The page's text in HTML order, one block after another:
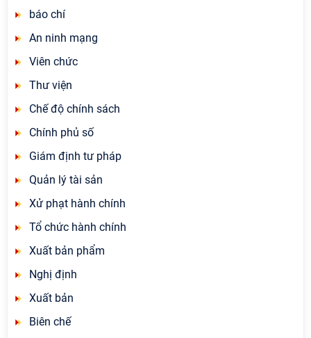
báo chí
An ninh mạng
Viên chức
Thư viện
Chế độ chính sách
Chính phủ số
Giám định tư pháp
Quản lý tài sản
Xử phạt hành chính
Tổ chức hành chính
Xuất bản phẩm
Nghị định
Xuất bản
Biên chế